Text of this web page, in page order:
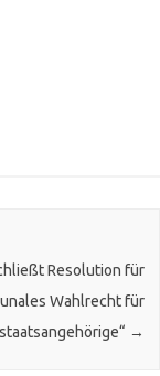
Resolution für
Wahlrecht für
→